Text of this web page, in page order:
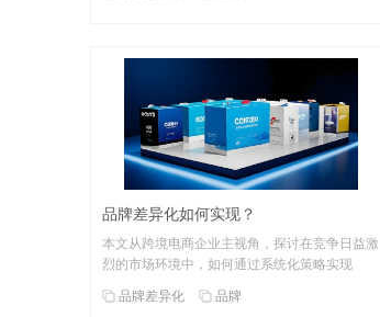
品牌差异化如何实现？
本文从跨境电商企业主视角，探讨在竞争日益激
烈的市场环境中，如何通过系统化策略实现
品牌差异化
品牌